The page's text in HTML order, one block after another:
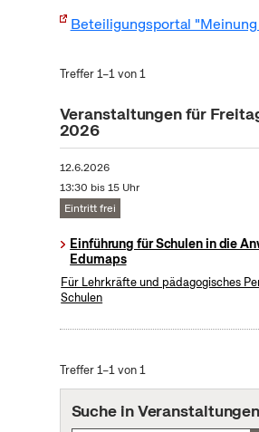
Beteiligungsportal
Treffer 1–1 von 1
Veranstaltungen für
2026
12.6.2026
13:30 bis 15 Uhr
Eintritt frei
Einführung für Schulen in die
Edumaps
Für Lehrkräfte und pädagogisches
Schulen
Treffer 1–1 von 1
Suche in Veranstaltungen